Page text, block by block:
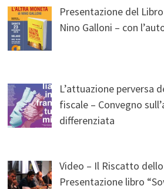
Presentazione del
Nino Galloni – con
L’attuazione perversa
fiscale – Convegno
differenziata
Video – Il Riscatto
Presentazione libro